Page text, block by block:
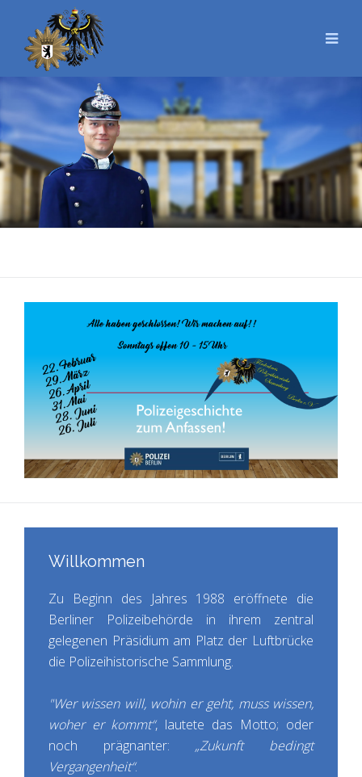
Willkommen
Zu Beginn des Jahres 1988 eröffnete die
Berliner Polizeibehörde in ihrem zentral
gelegenen Präsidium am Platz der Luftbrücke
die Polizeihistorische Sammlung.
"Wer wissen will, wohin er geht, muss wissen,
woher er kommt“, lautete das Motto; oder
noch prägnanter: „Zukunft bedingt
Vergangenheit“.